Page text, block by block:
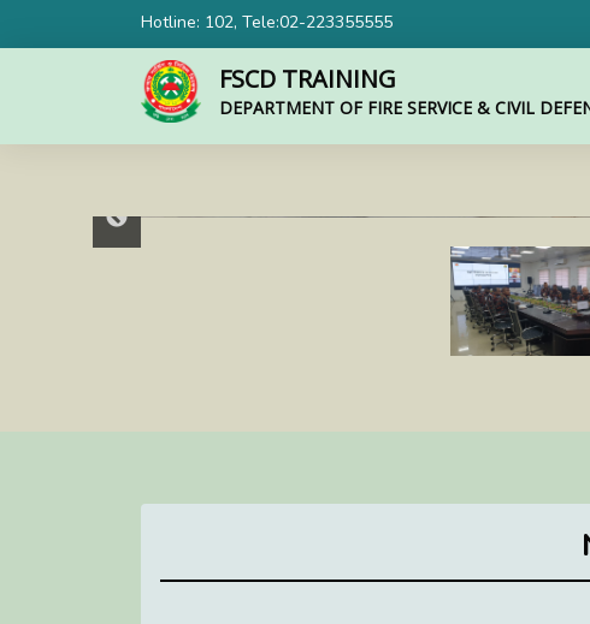
Hotline: 102, Tele:02-223355555
FSCD TRAINING
DEPARTMENT OF FIRE SERVICE & CIVIL